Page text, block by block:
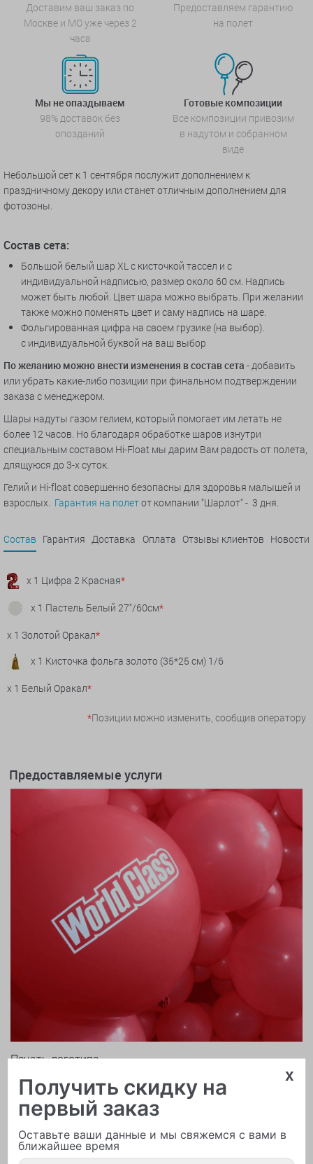
Доставим ваш заказ по
Москве и МО уже через 2
часа
Предоставляем гарантию
на полет
Мы не опаздываем
98% доставок без
опозданий
Готовые композиции
Все композиции привозим
в надутом и собранном
виде
Небольшой сет к 1 сентября послужит дополнением к
праздничному декору или станет отличным дополнением для
фотозоны.
Состав сета:
Большой белый шар XL с кисточкой тассел и с
индивидуальной надписью, размер около 60 см. Надпись
может быть любой. Цвет шара можно выбрать. При желании
также можно поменять цвет и саму надпись на шаре.
Фольгированная цифра на своем грузике (на выбор).
с индивидуальной буквой на ваш выбор
По желанию можно внести изменения в состав сета - добавить
или убрать какие-либо позиции при финальном подтверждении
заказа с менеджером.
Шары надуты газом гелием, который помогает им летать не
более 12 часов. Но благодаря обработке шаров изнутри
специальным составом Hi-Float мы дарим Вам радость от полета,
длящуюся до 3-х суток.
Гелий и Hi-float совершенно безопасны для здоровья малышей и
взрослых. Гарантия на полетот компании "Шарлот" - 3 дня.
Состав Гарантия Доставка Оплата Отзывы клиентов Новости
x 1 Цифра 2 Красная*
x 1 Пастель Белый 27"/60см*
x 1 Золотой Оракал*
x 1 Кисточка фольга золото (35*25 см) 1/6
x 1 Белый Оракал*
*Позиции можно изменить, сообщив оператору
Предоставляемые услуги
Печать логотипа
x
Получить скидку на
первый заказ
Оставьте ваши данные и мы свяжемся с вами в
ближайшее время